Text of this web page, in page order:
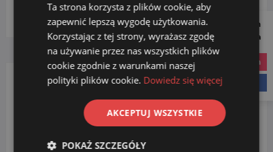
Wybierz kategorię
Follow us on
Social Media
instagram
Ta strona korzysta z plików cookie, aby
zapewnić lepszą wygodę użytkowania.
Korzystając z tej strony, wyrażasz zgodę
na używanie przez nas wszystkich plików
cookie zgodnie z warunkami naszej
polityki plików cookie. Dowiedz się więcej
AKCEPTUJ WSZYSTKIE
POKAŻ SZCZEGÓŁY